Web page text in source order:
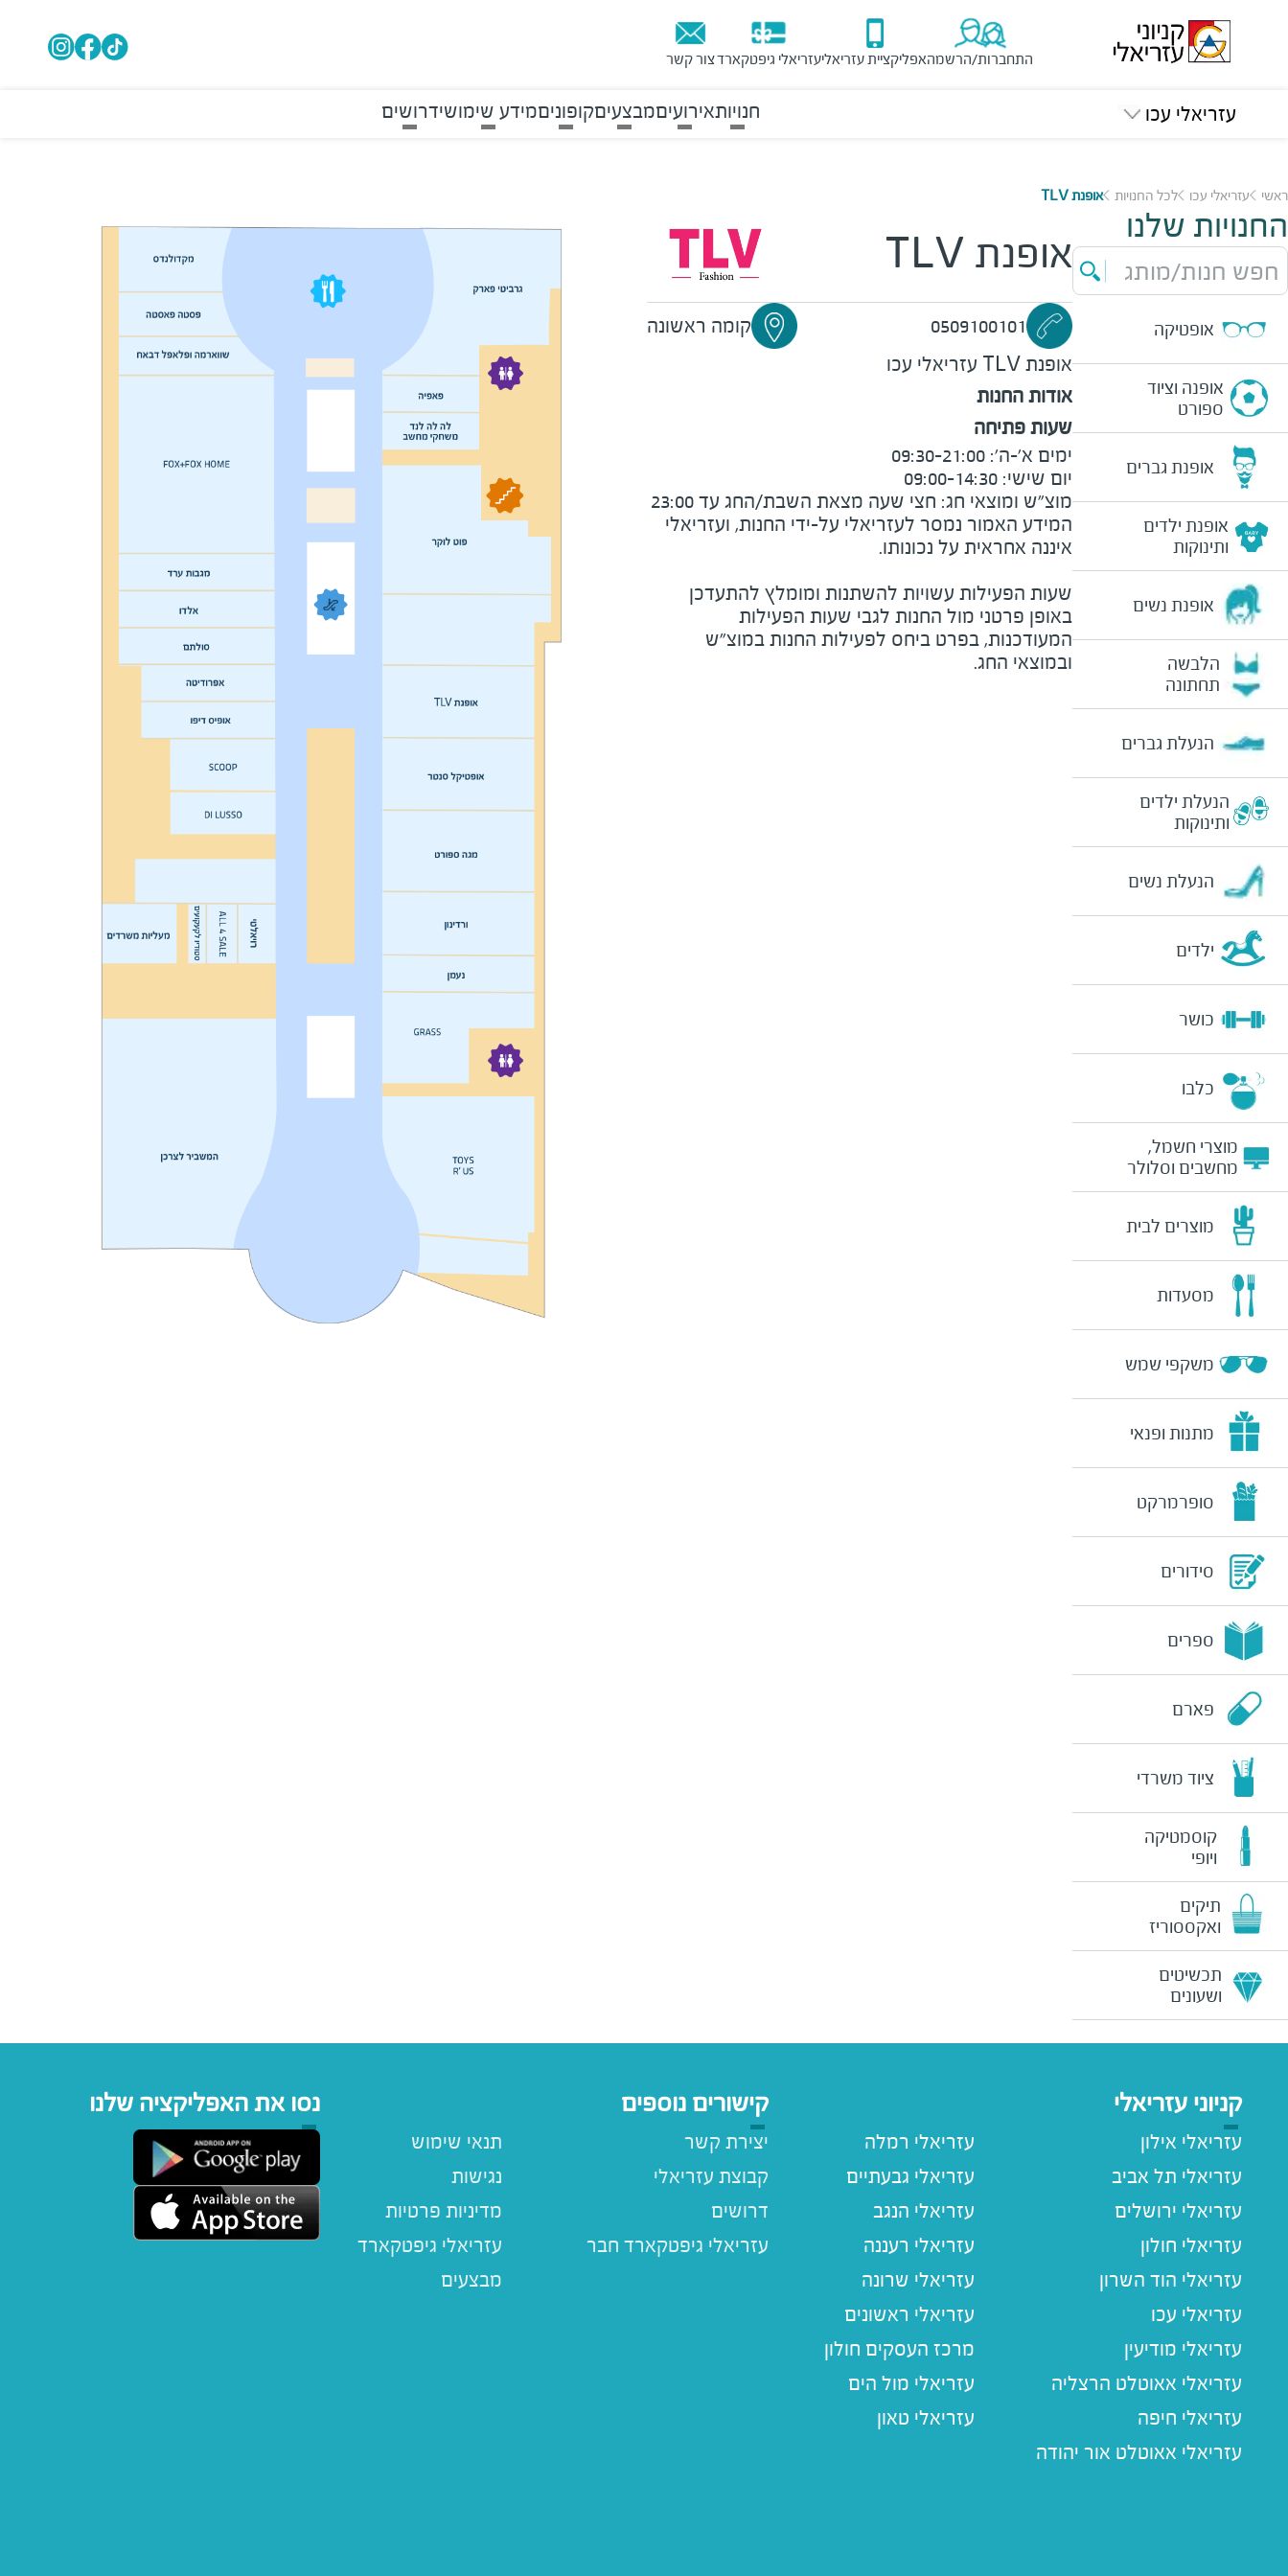
התחברות/הרשמהאפליקציית עזריאליעזריאלי גיפטקארדצור קשר
עזריאלי עכו חנויותאירועיםמבצעיםקופוניםמידע שימושידרושים
ראשי עזריאלי עכו לכל החנויות אופנת TLV
החנויות שלנו
חפש חנות/מותג
אופטיקה
אופנה וציוד
ספורט
אופנת גברים
אופנת ילדים
ותינוקות
אופנת נשים
הלבשה
תחתונה
הנעלת גברים
הנעלת ילדים
ותינוקות
הנעלת נשים
ילדים
כושר
כלבו
מוצרי חשמל,
מחשבים וסלולר
מוצרים לבית
מסעדות
משקפי שמש
מתנות ופנאי
סופרמרקט
סידורים
ספרים
פארם
ציוד משרדי
קוסמטיקה
ויופי
תיקים
ואקססוריז
תכשיטים
ושעונים
אופנת TLV
0509100101
קומה ראשונה
אופנת TLV
עזריאלי עכו
אודות החנות
שעות פתיחה
מוצ"ש ומוצאי חג: חצי שעה מצאת השבת/החג עד 23:00
המידע האמור נמסר לעזריאלי על-ידי החנות, ועזריאלי
שעות הפעילות עשויות להשתנות ומומלץ להתעדכן
באופן פרטני מול החנות לגבי שעות הפעילות
המעודכנות, בפרט ביחס לפעילות החנות במוצ"ש
ובמוצאי החג.
קניוני עזריאלי
עזריאלי אילון
עזריאלי תל אביב
עזריאלי ירושלים
עזריאלי חולון
עזריאלי הוד השרון
עזריאלי עכו
עזריאלי מודיעין
עזריאלי אאוטלט הרצליה
עזריאלי חיפה
עזריאלי אאוטלט אור יהודה
עזריאלי רמלה
עזריאלי גבעתיים
עזריאלי הנגב
עזריאלי רעננה
עזריאלי שרונה
עזריאלי ראשונים
מרכז העסקים חולון
עזריאלי מול הים
עזריאלי טאון
קישורים נוספים
תנאי שימוש
נגישות
מדיניות פרטיות
עזריאלי גיפטקארד
מבצעים
יצירת קשר
קבוצת עזריאלי
דרושים
נסו את האפליקציה שלנו